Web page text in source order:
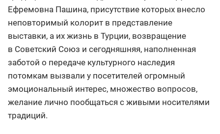
Ефремовна Пашина, присутствие которых внесло
неповторимый колорит в представление
выставки, а их жизнь в Турции, возвращение
в Советский Союз и сегодняшняя, наполненная
заботой о передаче культурного наследия
потомкам вызвали у посетителей огромный
эмоциональный интерес, множество вопросов,
желание лично пообщаться с живыми носителями
традиций.